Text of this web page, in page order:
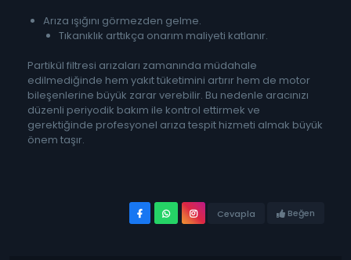
Arıza ışığını görmezden gelme.
Tıkanıklık arttıkça onarım maliyeti katlanır.
Partikül filtresi arızaları zamanında müdahale
edilmediğinde hem yakıt tüketimini artırır hem de motor
bileşenlerine büyük zarar verebilir. Bu nedenle aracınızı
düzenli periyodik bakım ile kontrol ettirmek ve
gerektiğinde profesyonel arıza tespit hizmeti almak büyük
önem taşır.
Cevapla Beğen